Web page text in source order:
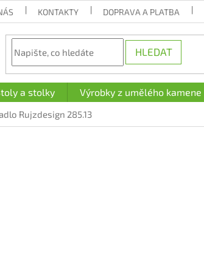
KONTAKTY DOPRAVA A PLATBA
HLEDAT
a stolky Výrobky z umělého kamene
Rujzdesign 285.13